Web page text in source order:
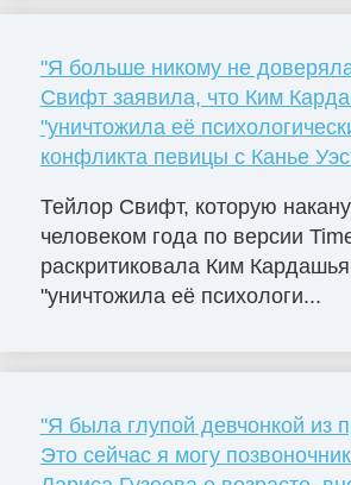
"Я больше никому не
Свифт заявила, что Ким
"уничтожила её
конфликта певицы с Канье
Тейлор Свифт, которую
человеком года по версии
раскритиковала Ким
"уничтожила её психологи...
"Я была глупой девчонкой из
Это сейчас я могу